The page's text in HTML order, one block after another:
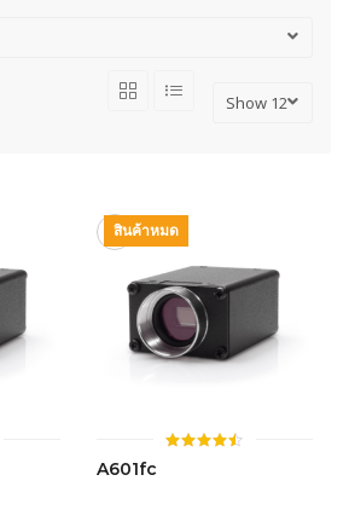
สินค้าหมด
A601fc